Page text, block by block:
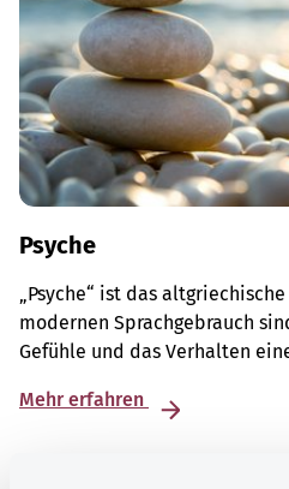
Psyche
„Psyche“ ist das
modernen Sprachgebrauch
Gefühle und das Verhalten
Mehr erfahren